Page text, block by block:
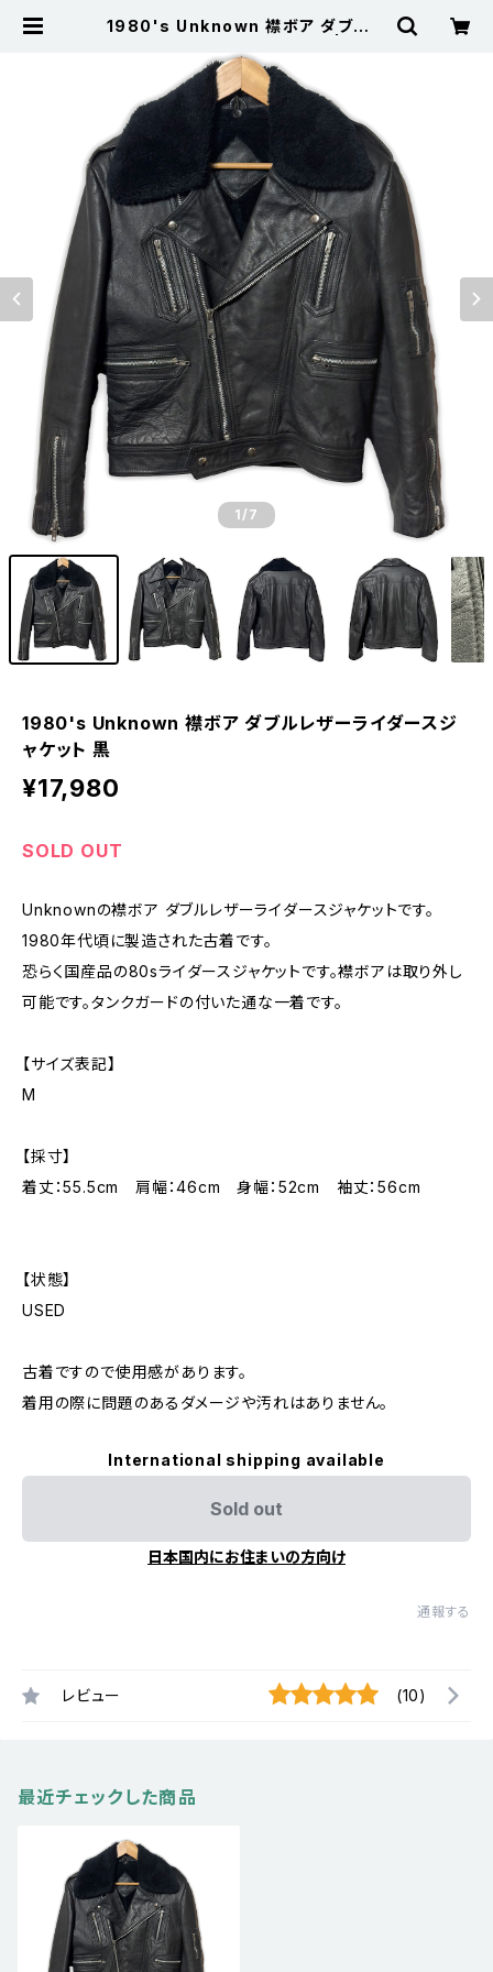
1980's Unknown 襟ボア ダブルレ
屋サニーコレクション Sunny Colle
ction 公式通販サイト
1 /7
1980's Unknown 襟ボア ダブルレザーライダースジ
ャケット 黒
¥17,980
SOLD OUT
Unknownの襟ボア ダブルレザーライダースジャケットです。
1980年代頃に製造された古着です。
恐らく国産品の80sライダースジャケットです。襟ボアは取り外し
可能です。タンクガードの付いた通な一着です。
【サイズ表記】
M
【採寸】
着丈：55.5cm 肩幅：46cm 身幅：52cm 袖丈：56cm
【状態】
USED
古着ですので使用感があります。
着用の際に問題のあるダメージや汚れはありません。
International shipping available
Sold out
日本国内にお住まいの方向け
通報する
レビュー (10)
最近チェックした商品